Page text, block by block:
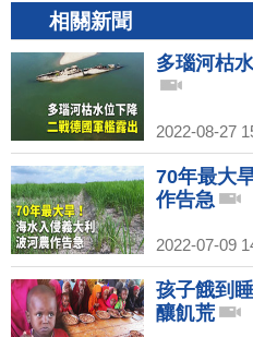
相關新聞
多瑙河枯
2022-08-27
70年最大
作告急
2022-07-09
孩子餓到
釀飢荒